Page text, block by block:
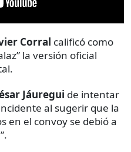
Corral calificó como
la versión oficial
Jáuregui de intentar
al sugerir que la
en el convoy se debió a